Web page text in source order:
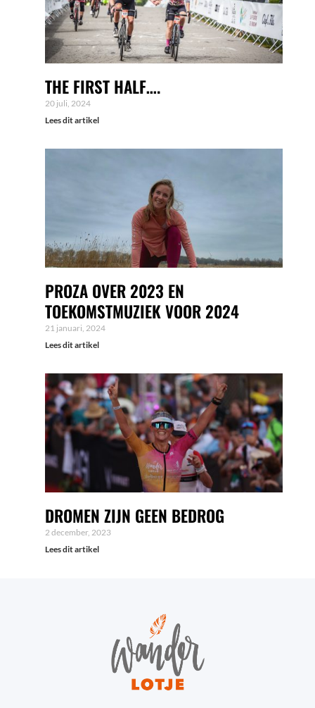
THE FIRST HALF….
20 juli, 2024
Lees dit artikel
PROZA OVER 2023 EN
TOEKOMSTMUZIEK VOOR 2024
21 januari, 2024
Lees dit artikel
DROMEN ZIJN GEEN BEDROG
2 december, 2023
Lees dit artikel